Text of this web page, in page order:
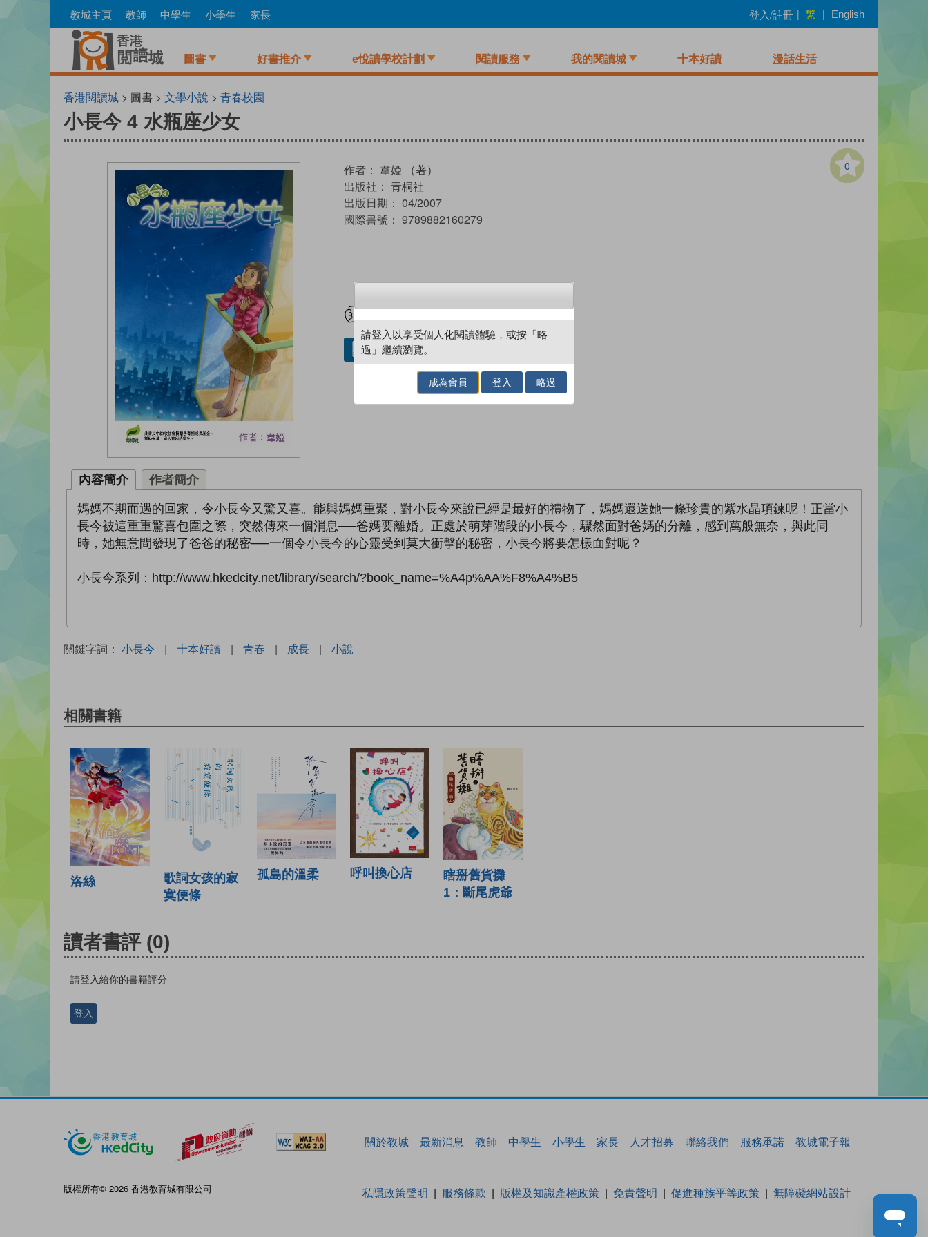
to
教城主頁 教師 中學生 小學生 家長 登入/註冊 | 繁 | English
圖書 好書推介 e悅讀學校計劃 閱讀服務 我的閱讀城 十本好讀 漫話生活
香港閱讀城 > 圖書 > 文學小說 > 青春校園
小長今 4 水瓶座少女
0
作者： 韋婭 （著）
出版社： 青桐社
出版日期： 04/2007
國際書號： 9789882160279
借閱實體書
內容簡介 作者簡介
媽媽不期而遇的回家，令小長今又驚又喜。能與媽媽重聚，對小長今來說已經是最好的禮物了，媽媽還送她一條珍貴的紫水晶項鍊呢！正當小
長今被這重重驚喜包圍之際，突然傳來一個消息──爸媽要離婚。正處於萌芽階段的小長今，驟然面對爸媽的分離，感到萬般無奈，與此同
時，她無意間發現了爸爸的秘密──一個令小長今的心靈受到莫大衝擊的秘密，小長今將要怎樣面對呢？
小長今系列：http://www.hkedcity.net/library/search/?book_name=%A4p%AA%F8%A4%B5
關鍵字詞： 小長今 | 十本好讀 | 青春 | 成長 | 小說
相關書籍
洛絲
歌詞女孩的寂
寞便條
孤島的溫柔 呼叫換心店
瞎掰舊貨攤
1：斷尾虎爺
讀者書評 (0)
請登入給你的書籍評分
登入
關於教城 最新消息 教師 中學生 小學生 家長 人才招募 聯絡我們 服務承諾 教城電子報
版權所有© 2026 香港教育城有限公司 私隱政策聲明 服務條款 版權及知識產權政策 免責聲明 促進種族平等政策 無障礙網站設計
請登入以享受個人化閱讀體驗，或按「略
過」繼續瀏覽。
成為會員 登入 略過